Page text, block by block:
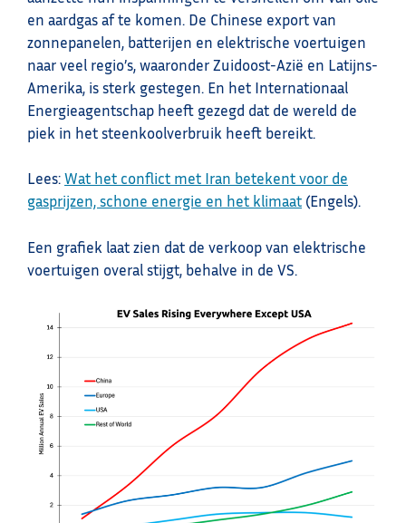
en aardgas af te komen. De Chinese export van
zonnepanelen, batterijen en elektrische voertuigen
naar veel regio’s, waaronder Zuidoost-Azië en Latijns-
Amerika, is sterk gestegen. En het Internationaal
Energieagentschap heeft gezegd dat de wereld de
piek in het steenkoolverbruik heeft bereikt.
Lees:Wat het conflict met Iran betekent voor de
gasprijzen, schone energie en het klimaat (Engels).
Een grafiek laat zien dat de verkoop van elektrische
voertuigen overal stijgt, behalve in de VS.